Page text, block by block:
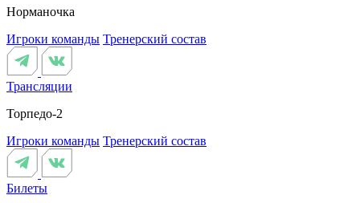
Норманочка
Игроки команды Тренерский состав
Трансляции
Торпедо-2
Игроки команды Тренерский состав
Билеты